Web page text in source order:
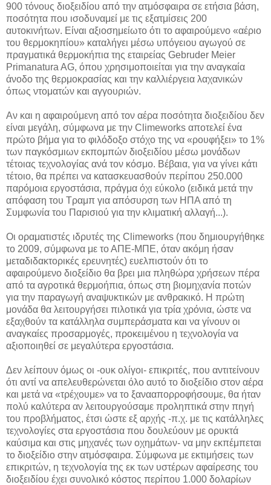
900 τόνους διοξειδίου από την ατμόσφαιρα σε ετήσια βάση,
ποσότητα που ισοδυναμεί με τις εξατμίσεις 200
αυτοκινήτων. Είναι αξιοσημείωτο ότι το αφαιρούμενο «αέριο
του θερμοκηπίου» καταλήγει μέσω υπόγειου αγωγού σε
πραγματικά θερμοκήπια της εταιρείας Gebruder Meier
Primanatura AG, όπου χρησιμοποιείται για την αναγκαία
άνοδο της θερμοκρασίας και την καλλιέργεια λαχανικών
όπως ντοματών και αγγουριών.
Αν και η αφαιρούμενη από τον αέρα ποσότητα διοξειδίου δεν
είναι μεγάλη, σύμφωνα με την Climeworks αποτελεί ένα
πρώτο βήμα για το φιλόδοξο στόχο της να «ρουφήξει» το 1%
των παγκόσμιων εκπομπών διοξειδίου μέσω μονάδων
τέτοιας τεχνολογίας ανά τον κόσμο. Βέβαια, για να γίνει κάτι
τέτοιο, θα πρέπει να κατασκευασθούν περίπου 250.000
παρόμοια εργοστάσια, πράγμα όχι εύκολο (ειδικά μετά την
απόφαση του Τραμπ για απόσυρση των ΗΠΑ από τη
Συμφωνία του Παρισιού για την κλιματική αλλαγή...).
Οι οραματιστές ιδρυτές της Climeworks (που δημιουργήθηκε
το 2009, σύμφωνα με το ΑΠΕ-ΜΠΕ, όταν ακόμη ήσαν
μεταδιδακτορικές ερευνητές) ευελπιστούν ότι το
αφαιρούμενο διοξείδιο θα βρει μια πληθώρα χρήσεων πέρα
από τα αγροτικά θερμοήπια, όπως στη βιομηχανία ποτών
για την παραγωγή αναψυκτικών με ανθρακικό. Η πρώτη
μονάδα θα λειτουργήσει πιλοτικά για τρία χρόνια, ώστε να
εξαχθούν τα κατάλληλα συμπεράσματα και να γίνουν οι
αναγκαίες προσαρμογές, προκειμένου η τεχνολογία να
αξιοποιηθεί σε μεγαλύτερα εργοστάσια.
Δεν λείπουν όμως οι -ουκ ολίγοι- επικριτές, που αντιτείνουν
ότι αντί να απελευθερώνεται όλο αυτό το διοξείδιο στον αέρα
και μετά να «τρέχουμε» να το ξανααπορροφήσουμε, θα ήταν
πολύ καλύτερα αν λειτουργούσαμε προληπτικά στην πηγή
του προβλήματος, έτσι ώστε εξ αρχής -π.χ. με τις κατάλληλες
τεχνολογίες στα εργοστάσια που δουλεύουν με ορυκτά
καύσιμα και στις μηχανές των οχημάτων- να μην εκπέμπεται
το διοξείδιο στην ατμόσφαιρα. Σύμφωνα με εκτιμήσεις των
επικριτών, η τεχνολογία της εκ των υστέρων αφαίρεσης του
διοξειδίου έχει συνολικό κόστος περίπου 1.000 δολαρίων